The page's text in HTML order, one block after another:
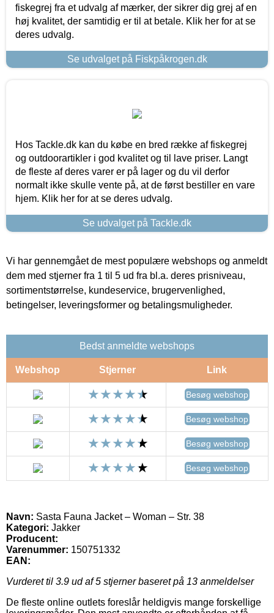
fiskegrej fra et udvalg af mærker, der sikrer dig grej af en
høj kvalitet, der samtidig er til at betale. Klik her for at se
deres udvalg.
Se udvalget på Fiskpåkrogen.dk
Hos Tackle.dk kan du købe en bred række af fiskegrej
og outdoorartikler i god kvalitet og til lave priser. Langt
de fleste af deres varer er på lager og du vil derfor
normalt ikke skulle vente på, at de først bestiller en vare
hjem. Klik her for at se deres udvalg.
Se udvalget på Tackle.dk
Vi har gennemgået de mest populære webshops og anmeldt
dem med stjerner fra 1 til 5 ud fra bl.a. deres prisniveau,
sortimentstørrelse, kundeservice, brugervenlighed,
betingelser, leveringsformer og betalingsmuligheder.
Bedst anmeldte webshops
Webshop Stjerner Link
Besøg webshop
Besøg webshop
Besøg webshop
Besøg webshop
Navn: Sasta Fauna Jacket – Woman – Str. 38
Kategori: Jakker
Producent:
Varenummer: 150751332
EAN:
Vurderet til 3.9 ud af 5 stjerner baseret på 13 anmeldelser
De fleste online outlets foreslår heldigvis mange forskellige